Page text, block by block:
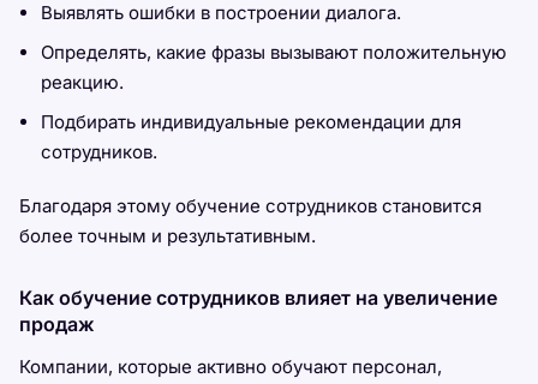
Выявлять ошибки в построении диалога.
Определять, какие фразы вызывают положительную
реакцию.
Подбирать индивидуальные рекомендации для
сотрудников.
Благодаря этому обучение сотрудников становится
более точным и результативным.
Как обучение сотрудников влияет на увеличение
продаж
Компании, которые активно обучают персонал,